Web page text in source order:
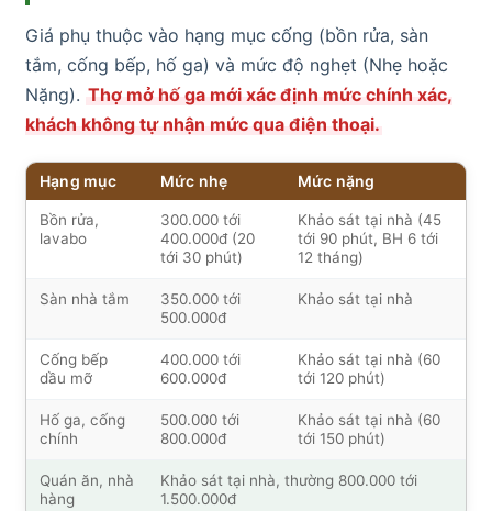
Giá phụ thuộc vào hạng mục cống (bồn rửa, sàn
tắm, cống bếp, hố ga) và mức độ nghẹt (Nhẹ hoặc
Nặng). Thợ mở hố ga mới xác định mức chính xác,
khách không tự nhận mức qua điện thoại.
Hạng mục Mức nhẹ Mức nặng
Bồn rửa,
lavabo
300.000 tới
400.000đ (20
tới 30 phút)
Khảo sát tại nhà (45
tới 90 phút, BH 6 tới
12 tháng)
Sàn nhà tắm
350.000 tới
500.000đ
Khảo sát tại nhà
Cống bếp
dầu mỡ
400.000 tới
600.000đ
Khảo sát tại nhà (60
tới 120 phút)
Hố ga, cống
chính
500.000 tới
800.000đ
Khảo sát tại nhà (60
tới 150 phút)
Quán ăn, nhà
hàng
Khảo sát tại nhà, thường 800.000 tới
1.500.000đ